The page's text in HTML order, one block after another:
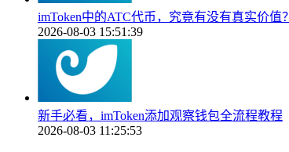
imToken中的ATC代币，究竟有没有真实价值？
2026-08-03 15:51:39
新手必看，imToken添加观察钱包全流程教程
2026-08-03 11:25:53